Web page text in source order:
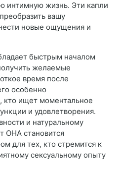
интимную жизнь. Эти капли
вашу
новые ощущения и
быстрым началом
желаемые
время после
особенно
кто ищет моментальное
и удовлетворения.
и натуральному
ОНА становится
для тех, кто стремится к
сексуальному опыту